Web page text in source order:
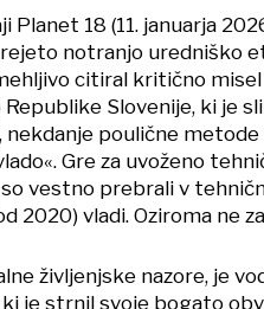
18 (11. januarja
notranjo uredniško
citiral kritično
Slovenije, ki je
poulične metode
Gre za uvoženo
vestno prebrali v
vladi. Oziroma ne
življenjske nazore, je
je strnil svoje bogato